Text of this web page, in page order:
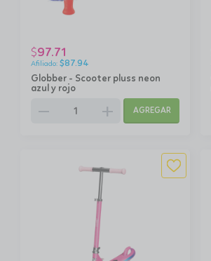
Globber - Scooter pluss neon
azul y rojo
$97.71
$87.94
remove add AGREGAR